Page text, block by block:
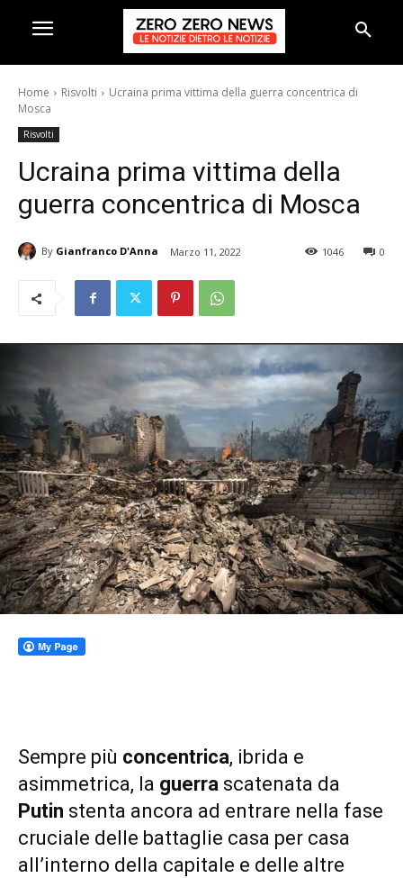
Home Risvolti
Ucraina prima vittima della guerra concentrica di
Mosca
Risvolti
Ucraina prima vittima della
guerra concentrica di Mosca
By Gianfranco D'Anna Marzo 11, 2022 0
1046
Sempre più concentrica, ibrida e
asimmetrica, la guerra scatenata da
Putin stenta ancora ad entrare nella fase
cruciale delle battaglie casa per casa
all’interno della capitale e delle altre